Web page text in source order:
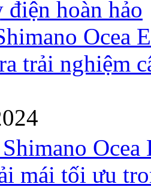
Ocea
trải nghiệm